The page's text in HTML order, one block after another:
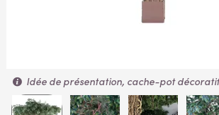
Idée de présentation, cache-pot décoratif